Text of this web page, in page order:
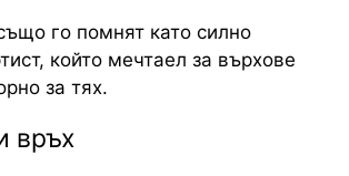
го помнят като силно
който мечтаел за върхове
за тях.
връх